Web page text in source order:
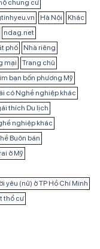
chung cư
Hà Nội
Khác
ndag.net
phố
Nhà riêng
mại
Trang chủ
bạn bốn phương Mỹ
có Nghề nghiệp khác
thích Du lịch
nghiệp khác
Buôn bán
ở Mỹ
yêu (nữ) ở TP Hồ Chí Minh
thổ cư